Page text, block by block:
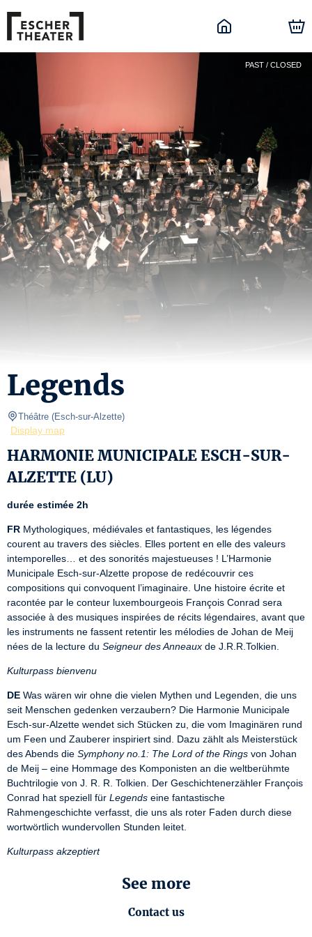
PAST / CLOSED
Legends
Théâtre (Esch-sur-Alzette)
Display map
HARMONIE MUNICIPALE ESCH-SUR-
ALZETTE (LU)
durée estimée 2h
FR Mythologiques, médiévales et fantastiques, les légendes
courent au travers des siècles. Elles portent en elle des valeurs
intemporelles… et des sonorités majestueuses ! L’Harmonie
Municipale Esch-sur-Alzette propose de redécouvrir ces
compositions qui convoquent l’imaginaire. Une histoire écrite et
racontée par le conteur luxembourgeois François Conrad sera
associée à des musiques inspirées de récits légendaires, avant que
les instruments ne fassent retentir les mélodies de Johan de Meij
nées de la lecture du Seigneur des Anneaux de J.R.R.Tolkien.
Kulturpass bienvenu
DE Was wären wir ohne die vielen Mythen und Legenden, die uns
seit Menschen gedenken verzaubern? Die Harmonie Municipale
Esch-sur-Alzette wendet sich Stücken zu, die vom Imaginären rund
um Feen und Zauberer inspiriert sind. Dazu zählt als Meisterstück
des Abends die Symphony no.1: The Lord of the Rings von Johan
de Meij – eine Hommage des Komponisten an die weltberühmte
Buchtrilogie von J. R. R. Tolkien. Der Geschichtenerzähler François
Conrad hat speziell für Legends eine fantastische
Rahmengeschichte verfasst, die uns als roter Faden durch diese
wortwörtlich wundervollen Stunden leitet.
Kulturpass akzeptiert
See more
Contact us